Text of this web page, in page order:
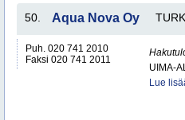
50. Aqua Nova Oy
Puh. 020 741 2010
Faksi 020 741 2011
UIMA-
Lue